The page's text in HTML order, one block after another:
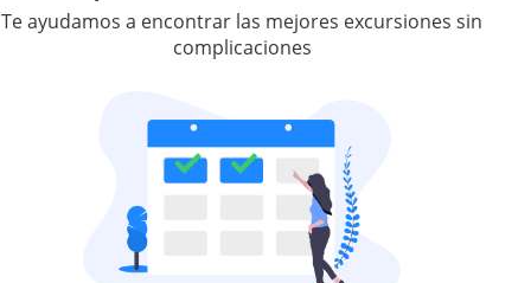
Te ayudamos a encontrar las mejores excursiones sin
complicaciones